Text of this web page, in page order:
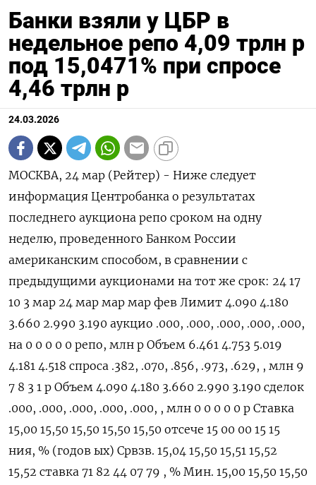
Банки взяли у ЦБР в
недельное репо 4,09 трлн р
под 15,0471% при спросе
4,46 трлн р
24.03.2026
МОСКВА, 24 мар (Рейтер) - ‌Ниже следует ​
информация ​Центробанка ​о ⁠результатах
‌последнего аукциона ‌репо сроком ​на ‌одну ​
неделю, ‌проведенного Банком России ​
американским ​способом, ‌в ​сравнении с
предыдущими аукционами на ​тот ⁠же срок: 24 17
10 3 ‌мар 24 мар мар мар фев Лимит 4.090 4.180
3.660 2.990 3.190 аукцио .000, .000, .000, .000, .000,
на 0 0 0 0 0 репо, млн ‌р Объем 6.461 4.753 5.019
4.181 4.518 спроса .382, .070, .856, .973, .629, , млн 9
7 8 3 1 р Объем 4.090 4.180 3.660 2.990 3.190 сделок
.000, .000, .000, .000, .000, , ​млн 0 0 0 0 0 р Ставка
15,00 15,50 15,50 15,50 15,50 отсече 15 00 00 15 15
ния, % (годов ых) Срвзв. 15,04 15,50 15,51 15,52
15,52 cтавка 71 82 44 07 79 , % Мин. 15,00 15,50 15,50